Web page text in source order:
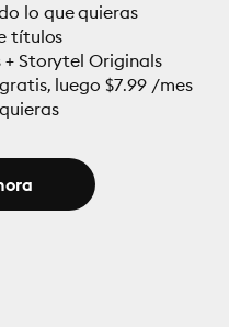
lo que quieras
títulos
+ Storytel Originals
luego $7.99 /mes